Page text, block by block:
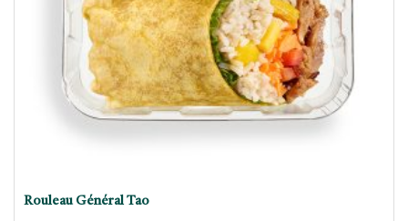
Rouleau Général Tao